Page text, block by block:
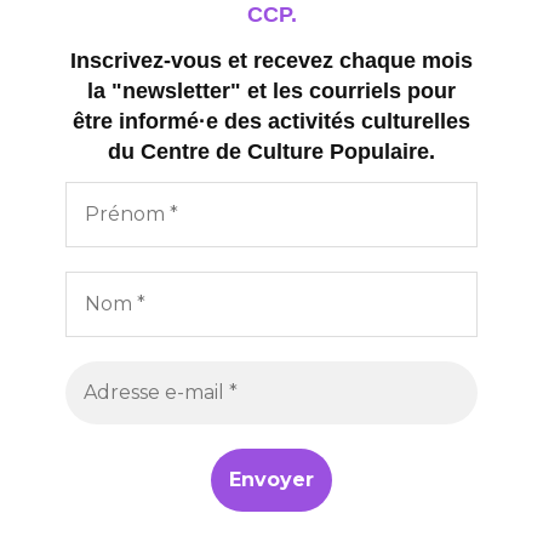
CCP.
Inscrivez-vous et recevez chaque mois
la "newsletter" et les courriels pour
être informé·e des activités culturelles
du Centre de Culture Populaire.